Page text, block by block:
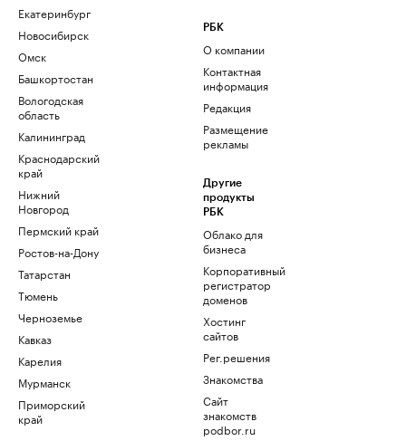
Екатеринбург
Новосибирск
Омск
Башкортостан
Вологодская
область
Калининград
Краснодарский
край
Нижний
Новгород
Пермский край
Ростов-на-Дону
Татарстан
Тюмень
Черноземье
Кавказ
Карелия
Мурманск
Приморский
край
РБК
О компании
Контактная
информация
Редакция
Размещение
рекламы
Другие
продукты
РБК
Облако для
бизнеса
Корпоративный
регистратор
доменов
Хостинг
сайтов
Рег.решения
Знакомства
Сайт
знакомств
podbor.ru